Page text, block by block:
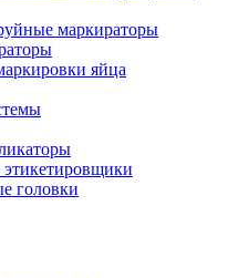
маркираторы
яйца
головки